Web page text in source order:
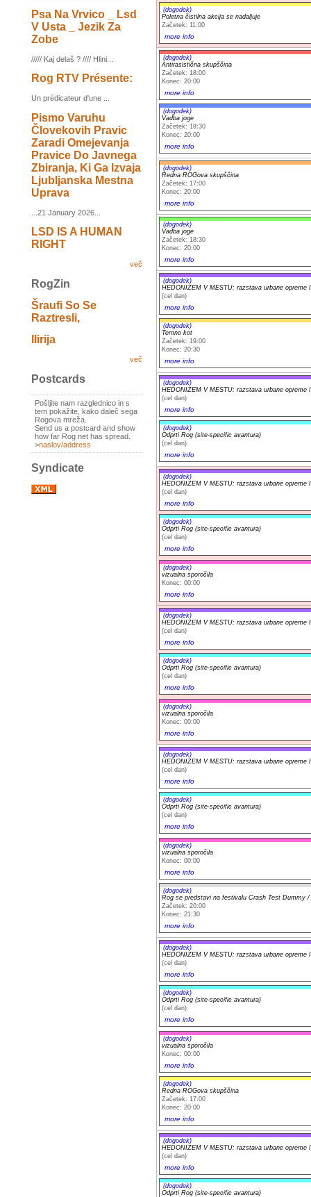
Psa Na Vrvico _ Lsd
V Usta _ Jezik Za
Zobe
///// Kaj delaš ? //// Hlini...
Rog RTV Présente:
Un prédicateur d'une ...
Pismo Varuhu
Človekovih Pravic
Zaradi Omejevanja
Pravice Do Javnega
Zbiranja, Ki Ga Izvaja
Ljubljanska Mestna
Uprava
...21 January 2026...
LSD IS A HUMAN
RIGHT
več
RogZin
Šraufi So Se
Raztresli,
Ilirija
več
Postcards
Pošljite nam razglednico in s
tem pokažite, kako daleč sega
Rogova mreža.
Send us a postcard and show
how far Rog net has spread.
>naslov/address
Syndicate
(dogodek)
Poletna čistilna akcija se nadaljuje
Začetek: 11:00
more info
(dogodek)
Antirasistična skupščina
Začetek: 18:00
Konec: 20:00
more info
(dogodek)
Vadba joge
Začetek: 18:30
Konec: 20:00
more info
(dogodek)
Redna ROGova skupščina
Začetek: 17:00
Konec: 20:00
more info
(dogodek)
Vadba joge
Začetek: 18:30
Konec: 20:00
more info
(dogodek)
HEDONIZEM V MESTU: razstava urbane opreme
(cel dan)
more info
(dogodek)
Temno kot
Začetek: 19:00
Konec: 20:30
more info
(dogodek)
HEDONIZEM V MESTU: razstava urbane opreme
(cel dan)
more info
(dogodek)
Odprti Rog (site-specific avantura)
(cel dan)
more info
(dogodek)
HEDONIZEM V MESTU: razstava urbane opreme
(cel dan)
more info
(dogodek)
Odprti Rog (site-specific avantura)
(cel dan)
more info
(dogodek)
vizualna sporočila
Konec: 00:00
more info
(dogodek)
HEDONIZEM V MESTU: razstava urbane opreme
(cel dan)
more info
(dogodek)
Odprti Rog (site-specific avantura)
(cel dan)
more info
(dogodek)
vizualna sporočila
Konec: 00:00
more info
(dogodek)
HEDONIZEM V MESTU: razstava urbane opreme
(cel dan)
more info
(dogodek)
Odprti Rog (site-specific avantura)
(cel dan)
more info
(dogodek)
vizualna sporočila
Konec: 00:00
more info
(dogodek)
Rog se predstavi na festivalu Crash Test Dummy /
Začetek: 20:00
Konec: 21:30
more info
(dogodek)
HEDONIZEM V MESTU: razstava urbane opreme
(cel dan)
more info
(dogodek)
Odprti Rog (site-specific avantura)
(cel dan)
more info
(dogodek)
vizualna sporočila
Konec: 00:00
more info
(dogodek)
Redna ROGova skupščina
Začetek: 17:00
Konec: 20:00
more info
(dogodek)
HEDONIZEM V MESTU: razstava urbane opreme
(cel dan)
more info
(dogodek)
Odprti Rog (site-specific avantura)